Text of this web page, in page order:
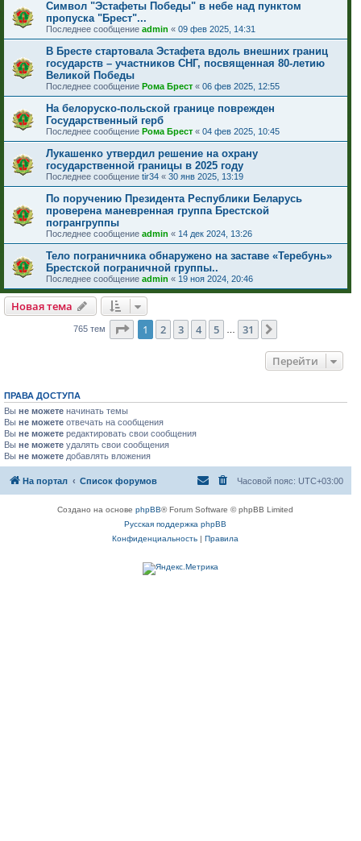
Символ "Эстафеты Победы" в небе над пунктом
пропуска "Брест"...
Последнее сообщение admin « 09 фев 2025, 14:31
В Бресте стартовала Эстафета вдоль внешних границ
государств – участников СНГ, посвященная 80-летию
Великой Победы
Последнее сообщение Рома Брест « 06 фев 2025, 12:55
На белоруско-польской границе поврежден
Государственный герб
Последнее сообщение Рома Брест « 04 фев 2025, 10:45
Лукашенко утвердил решение на охрану
государственной границы в 2025 году
Последнее сообщение tir34 « 30 янв 2025, 13:19
По поручению Президента Республики Беларусь
проверена маневренная группа Брестской
погрангруппы
Последнее сообщение admin « 14 дек 2024, 13:26
Тело пограничника обнаружено на заставе «Теребунь»
Брестской пограничной группы..
Последнее сообщение admin « 19 ноя 2024, 20:46
Новая тема
765 тем Страница из 31
1 2 3 4 5 31
Перейти
ПРАВА ДОСТУПА
Вы не можете начинать темы
Вы не можете отвечать на сообщения
Вы не можете редактировать свои сообщения
Вы не можете удалять свои сообщения
Вы не можете добавлять вложения
На портал Список форумов Часовой пояс: UTC+03:00
Создано на основеphpBB® Forum Software © phpBB Limited
Русская поддержка phpBB
Конфиденциальность |Правила